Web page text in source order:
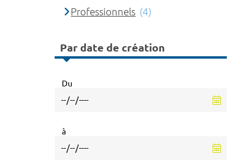
Professionnels (4)
Par date de création
Du
à